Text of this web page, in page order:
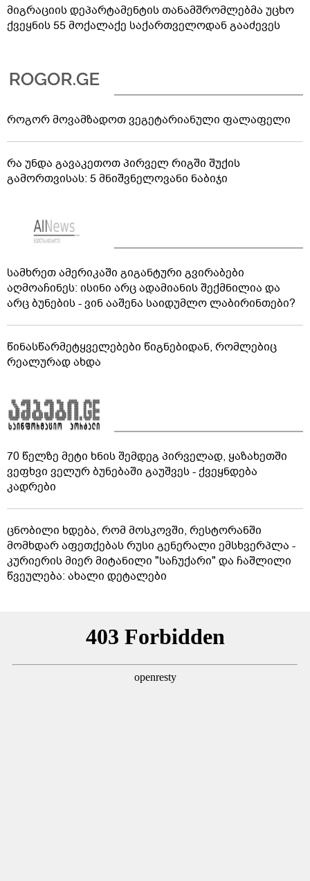
მიგრაციის დეპარტამენტის თანამშრომლებმა უცხო
ქვეყნის 55 მოქალაქე საქართველოდან გააძევეს
როგორ მოვამზადოთ ვეგეტარიანული ფალაფელი
რა უნდა გავაკეთოთ პირველ რიგში შუქის
გამორთვისას: 5 მნიშვნელოვანი ნაბიჯი
სამხრეთ ამერიკაში გიგანტური გვირაბები
აღმოაჩინეს: ისინი არც ადამიანის შექმნილია და
არც ბუნების - ვინ ააშენა საიდუმლო ლაბირინთები?
წინასწარმეტყველებები წიგნებიდან, რომლებიც
რეალურად ახდა
70 წელზე მეტი ხნის შემდეგ პირველად, ყაზახეთში
ვეფხვი ველურ ბუნებაში გაუშვეს - ქვეყნდება
კადრები
ცნობილი ხდება, რომ მოსკოვში, რესტორანში
მომხდარ აფეთქებას რუსი გენერალი ემსხვერპლა -
კურიერის მიერ მიტანილი "საჩუქარი" და ჩაშლილი
წვეულება: ახალი დეტალები